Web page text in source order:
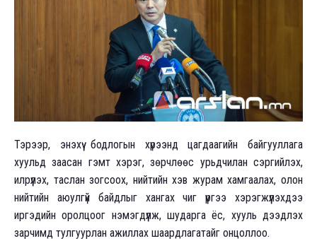
Тэрээр, энэхүү бодлогын хүрээнд цагдаагийн байгууллага
хуульд заасан гэмт хэрэг, зөрчлөөс урьдчилан сэргийлэх,
илрүүлэх, таслан зогсоох, нийтийн хэв журам хамгаалах, олон
нийтийн аюулгүй байдлыг хангах чиг үүргээ хэрэгжүүлэхдээ
иргэдийн оролцоог нэмэгдүүлж, шударга ёс, хууль дээдлэх
зарчимд тулгуурлан ажиллах шаардлагатайг онцоллоо.